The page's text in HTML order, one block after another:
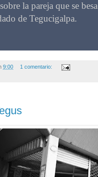
la pareja que se besa
de Tegucigalpa.
9:00
1 comentario: